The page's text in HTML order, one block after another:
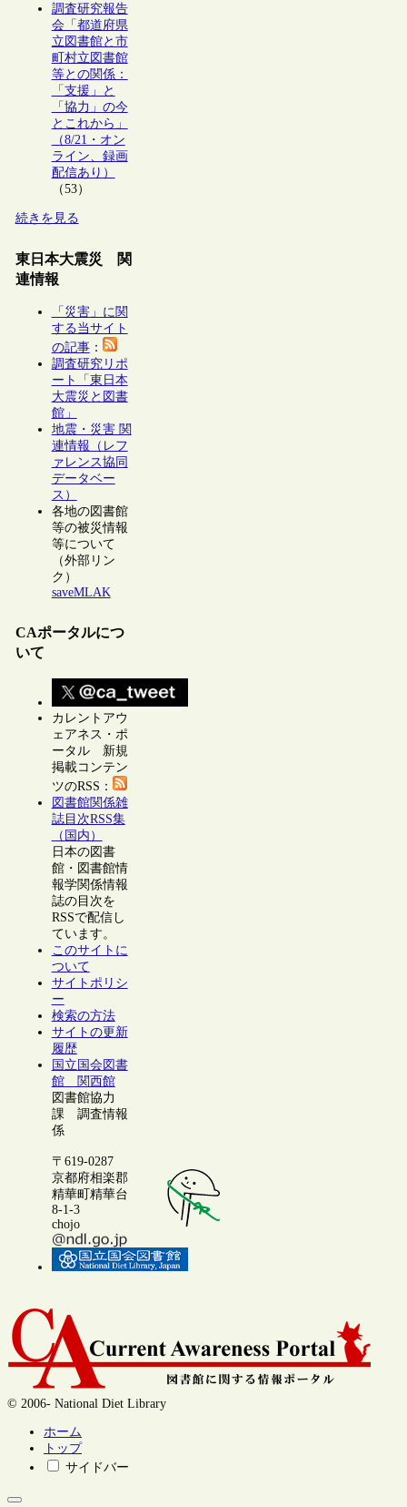
調査研究報告
会「都道府県
立図書館と市
町村立図書館
等との関係：
「支援」と
「協力」の今
とこれから」
（8/21・オン
ライン、録画
配信あり）
（53）
続きを見る
東日本大震災 関
連情報
「災害」に関
する当サイト
の記事：
調査研究リポ
ート「東日本
大震災と図書
館」
地震・災害 関
連情報（レフ
ァレンス協同
データベー
ス）
各地の図書館
等の被災情報
等について
（外部リン
ク）
saveMLAK
CAポータルにつ
いて
カレントアウ
ェアネス・ポ
ータル 新規
掲載コンテン
ツのRSS：
図書館関係雑
誌目次RSS集
（国内）
日本の図書
館・図書館情
報学関係情報
誌の目次を
RSSで配信し
ています。
このサイトに
ついて
サイトポリシ
ー
検索の方法
サイトの更新
履歴
国立国会図書
館 関西館
図書館協力
課 調査情報
係
〒619-0287
京都府相楽郡
精華町精華台
8-1-3
chojo
© 2006- National Diet Library
ホーム
トップ
サイドバー